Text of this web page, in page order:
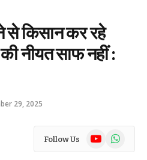
से किसान कर रहे
नीयत साफ नहीं :
29, 2025
Follow Us YouTubeWhatsApp